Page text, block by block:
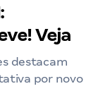
Veja
destacam
por novo